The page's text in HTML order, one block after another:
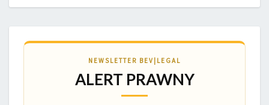
NEWSLETTER BEV|LEGAL
ALERT PRAWNY